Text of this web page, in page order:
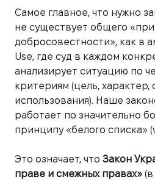
Самое главное, что нужно
не существует общего
добросовестности», как в
Use, где суд в каждом
анализирует ситуацию по
критериям (цель, характер,
использования). Наше
работает по значительно
принципу «белого списка»
Это означает, что Закон
праве и смежных правах»